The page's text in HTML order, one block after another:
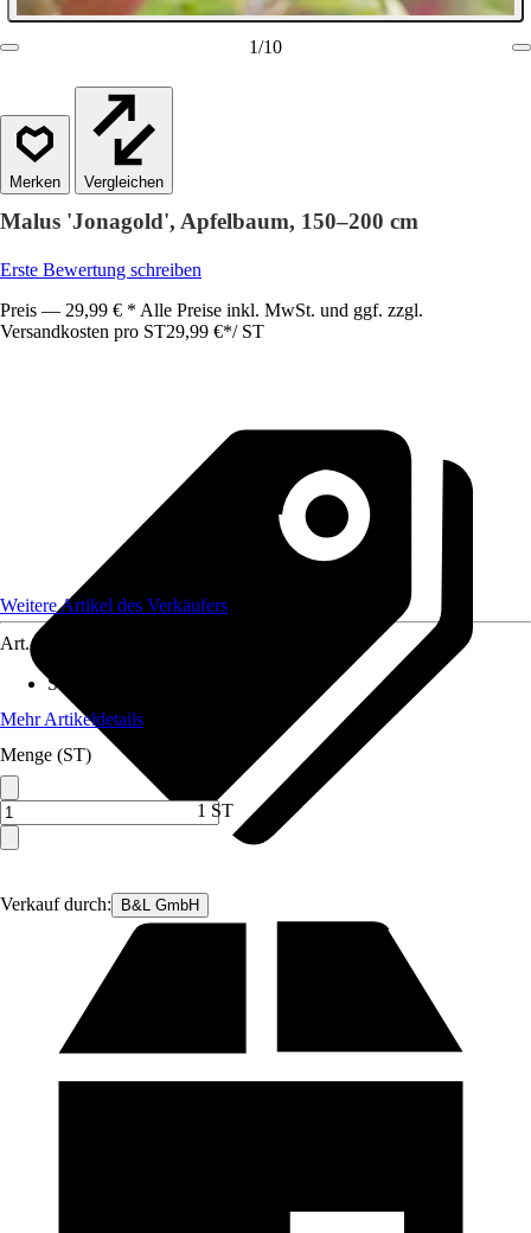
1/10
Vergleichen
Malus 'Jonagold', Apfelbaum, 150–200 cm
Erste Bewertung schreiben
Preis — 29,99 € * Alle Preise inkl. MwSt. und ggf. zzgl.
Versandkosten pro ST29,99 €*/ ST
Verkauf durch: B&L GmbH
Weitere Artikel des Verkäufers
Art.-Nr.
Standort
Mehr Artikeldetails
Menge (ST)
1 ST